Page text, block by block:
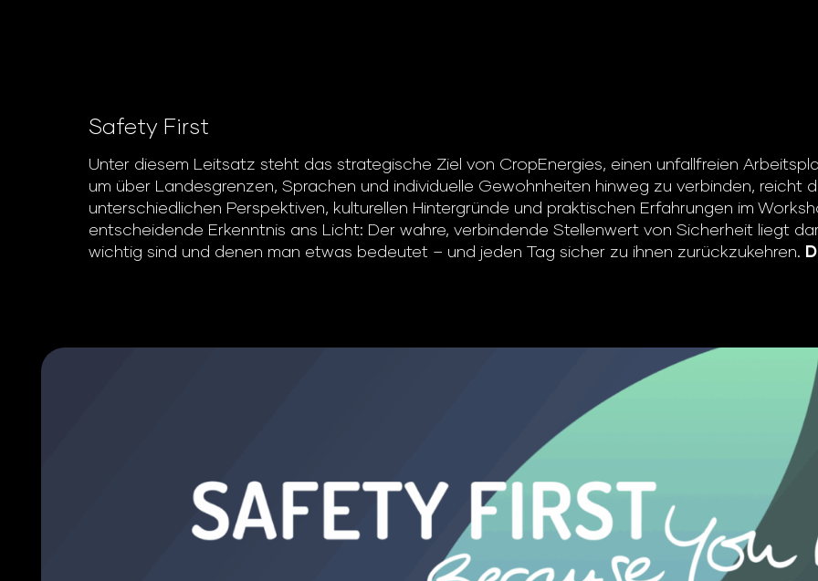
Safety First
Unter diesem Leitsatz steht das strategische Ziel von CropEnergies, einen unfallfreien
um über Landesgrenzen, Sprachen und individuelle Gewohnheiten hinweg zu verbinden, reicht
unterschiedlichen Perspektiven, kulturellen Hintergründe und praktischen Erfahrungen im
entscheidende Erkenntnis ans Licht: Der wahre, verbindende Stellenwert von Sicherheit liegt
wichtig sind und denen man etwas bedeutet – und jeden Tag sicher zu ihnen zurückzukehren.